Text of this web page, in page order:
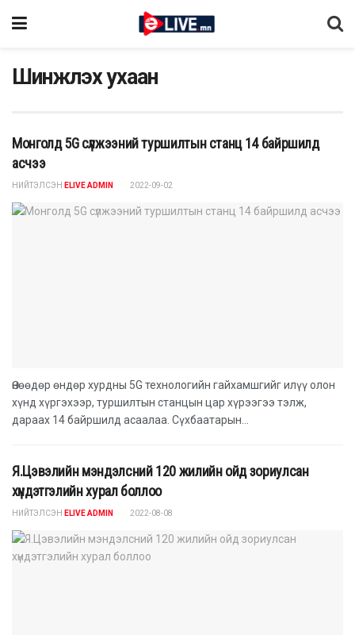
Шинжлэх ухаан
Монголд 5G сүлжээний туршилтын станц 14 байршилд
асчээ
НИЙТЭЛСЭН ELIVE ADMIN 2022-09-02
Өнөөдөр өндөр хурдны 5G технологийн гайхамшгийг илүү олон
хүнд хүргэхээр, туршилтын станцын цар хүрээгээ тэлж,
дараах 14 байршилд асаалаа. Сүхбаатарын...
Я.Цэвэлийн мэндэлсний 120 жилийн ойд зориулсан
хүндэтгэлийн хурал боллоо
НИЙТЭЛСЭН ELIVE ADMIN 2022-08-08